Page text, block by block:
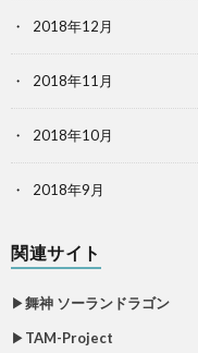
2018年12月
2018年11月
2018年10月
2018年9月
関連サイト
▶舞神 ソーランドラゴン
▶TAM-Project